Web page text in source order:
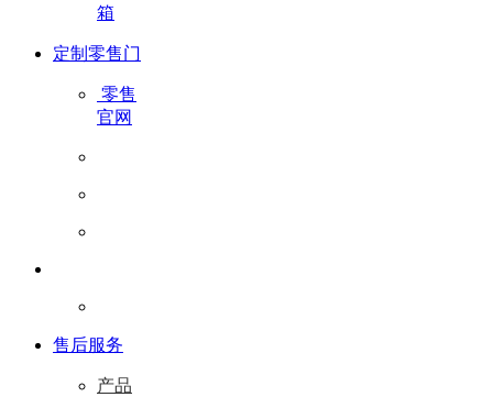
箱
定制零售门
零售
官网
售后服务
产品